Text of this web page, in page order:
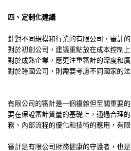
四、定制化建議
針對不同規模和行業的有限公司，審計
對於初創公司，建議重點放在成本控制
對於成熟企業，應更注重審計的深度和
對於跨國公司，則需要考慮不同國家的
有限公司的審計是一個複雜但至關重要
要在保證審計質量的基礎上，通過合理
務、內部流程的優化和技術的應用，有
審計是有限公司財務健康的守護者，也